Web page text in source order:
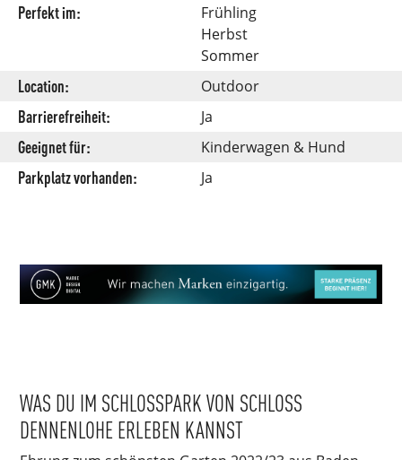
Perfekt im:
Frühling
Herbst
Sommer
Location: Outdoor
Barrierefreiheit: Ja
Geeignet für: Kinderwagen & Hund
Parkplatz vorhanden: Ja
WAS DU IM SCHLOSSPARK VON SCHLOSS
DENNENLOHE ERLEBEN KANNST